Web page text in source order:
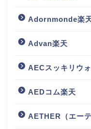
Adornmonde楽
Advan楽天
AECスッキリウ
AEDコム楽天
AETHER（エー